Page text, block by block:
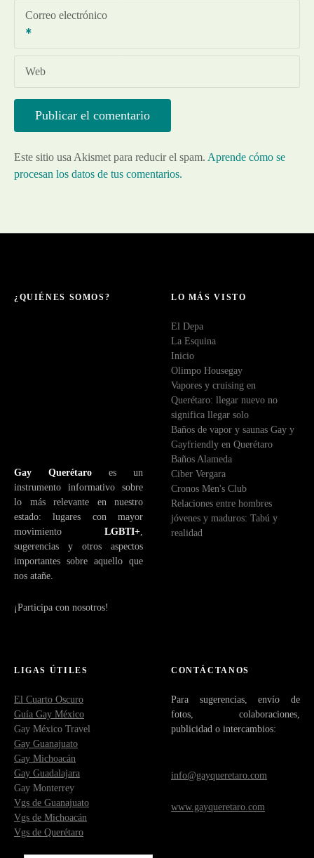
Correo electrónico
Web
Este sitio usa Akismet para reducir el spam. Aprende cómo se
procesan los datos de tus comentarios.
¿QUIÉNES SOMOS?
Gay Querétaro es un
instrumento informativo sobre
lo más relevante en nuestro
estado: lugares con mayor
movimiento LGBTI+
sugerencias y otros aspectos
importantes sobre aquello que
nos atañe.
¡Participa con nosotros!
LO MÁS VISTO
El Depa
La Esquina
Inicio
Olimpo Housegay
Vapores y cruising en
Querétaro: llegar nuevo no
significa llegar solo
Baños de vapor y saunas Gay y
Gayfriendly en Querétaro
Baños Alameda
Ciber Vergara
Cronos Men's Club
Relaciones entre hombres
jóvenes y maduros: Tabú y
realidad
LIGAS ÚTILES
El Cuarto Oscuro
Guía Gay México
Gay México Travel
Gay Guanajuato
Gay Michoacán
Gay Guadalajara
Gay Monterrey
Vgs de Guanajuato
Vgs de Michoacán
Vgs de Querétaro
CONTÁCTANOS
Para sugerencias, envío de
fotos, colaboraciones,
publicidad o intercambios:
info@gayqueretaro.com
www.gayqueretaro.com